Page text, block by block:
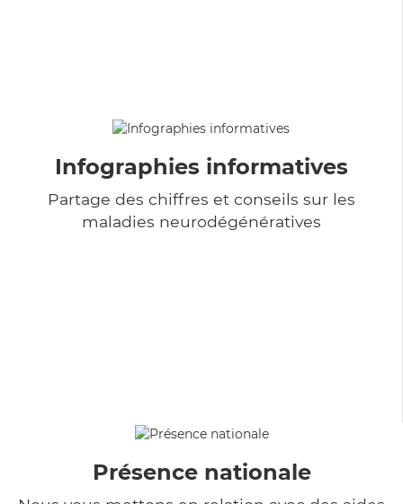
Infographies informatives
Partage des chiffres et conseils sur les
maladies neurodégénératives
Présence nationale